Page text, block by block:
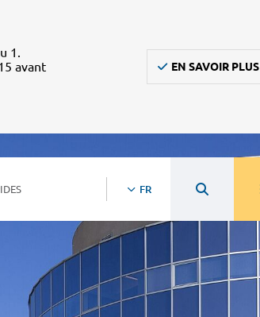
1.
avant
EN SAVOIR PLUS
FR